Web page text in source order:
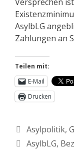
AsylbLG
Zahlungen an
Teilen mit:
E-Mail
Drucken
Asylpolitik,
AsylbLG,